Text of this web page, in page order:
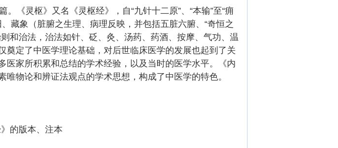
。《灵枢》又名《灵枢经》，自“九针十二原”、“本输”至“痈
藏象（脏腑之生理、病理反映，并包括五脏六腑、“奇恒之
和治法，治法如针、砭、灸、汤药、药酒、按摩、气功、温
定了中医学理论基础，对后世临床医学的发展也起到了关
家所积累和总结的学术经验，以及当时的医学水平。《内
物论和辨证法观点的学术思想，构成了中医学的特色。
》的版本、注本